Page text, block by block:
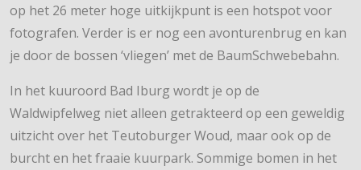
op het 26 meter hoge uitkijkpunt is een hotspot voor
fotografen. Verder is er nog een avonturenbrug en kan
je door de bossen ‘vliegen’ met de BaumSchwebebahn.
In het kuuroord Bad Iburg wordt je op de
Waldwipfelweg niet alleen getrakteerd op een geweldig
uitzicht over het Teutoburger Woud, maar ook op de
burcht en het fraaie kuurpark. Sommige bomen in het